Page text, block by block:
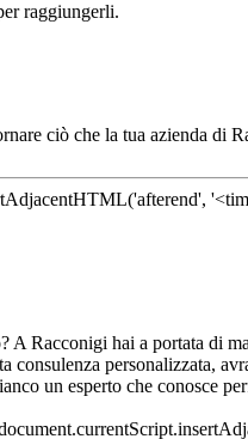
raggiungerli.
ciò che la tua azienda di
A Racconigi hai a portata di
personalizzata,
un esperto che conosce